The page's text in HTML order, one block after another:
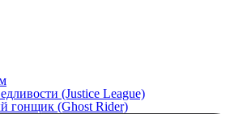
(Justice League)
гонщик (Ghost Rider)